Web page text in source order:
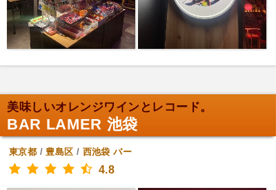
美味しいオレンジワインとレコード。
BAR LAMER 池袋
東京都 /豊島区 / 西池袋 バー
4.8